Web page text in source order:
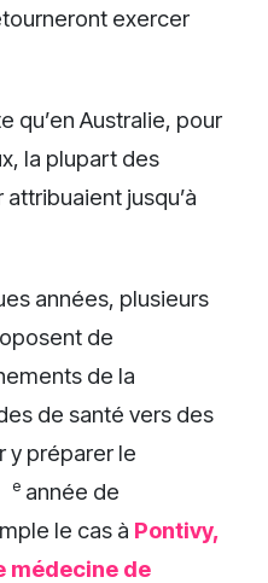
exercer
qu’en Australie, pour
la plupart des
jusqu’à
années, plusieurs
de
de la
de santé vers des
y préparer le
e année de
le cas à Pontivy,
médecine de